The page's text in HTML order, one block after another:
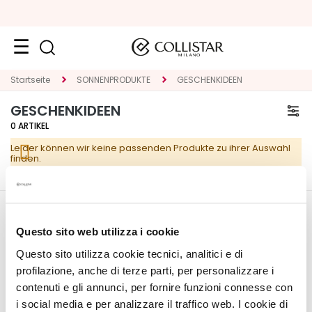
Questo sito web utilizza i cookie
Questo sito utilizza cookie tecnici, analitici e di
profilazione, anche di terze parti, per personalizzare i
contenuti e gli annunci, per fornire funzioni connesse con
i social media e per analizzare il traffico web. I cookie di
Neuheiten
Gesicht
K
A
T
G
R
S
p
Startseite SONNENPRODUKTE GESCHENKIDEEN
GESCHENKIDEEN
0 ARTIKEL
Leider können wir keine passenden Produkte zu ihrer Auswahl
finden.
Über uns
Kontakt
Erklärung zur
Barrierefreiheit
Kontoinformationen
Adressbuch
Meine Bestellungen
Meine Wunschliste